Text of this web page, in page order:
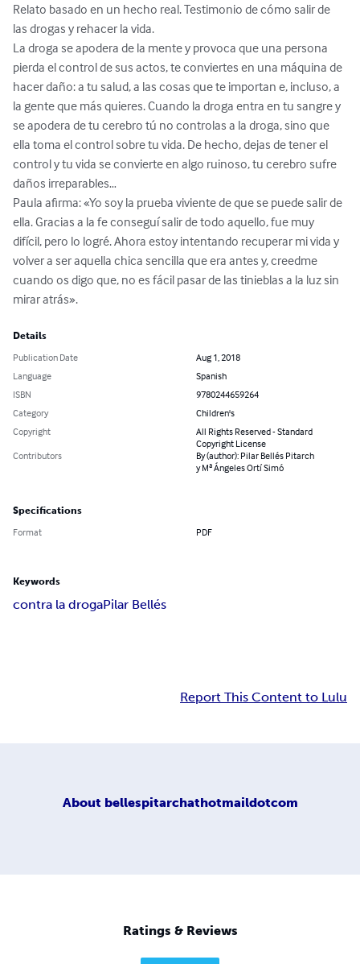
Relato basado en un hecho real. Testimonio de cómo salir de
las drogas y rehacer la vida.
La droga se apodera de la mente y provoca que una persona
pierda el control de sus actos, te conviertes en una máquina de
hacer daño: a tu salud, a las cosas que te importan e, incluso, a
la gente que más quieres. Cuando la droga entra en tu sangre y
se apodera de tu cerebro tú no controlas a la droga, sino que
ella toma el control sobre tu vida. De hecho, dejas de tener el
control y tu vida se convierte en algo ruinoso, tu cerebro sufre
daños irreparables…
Paula afirma: «Yo soy la prueba viviente de que se puede salir de
ella. Gracias a la fe conseguí salir de todo aquello, fue muy
difícil, pero lo logré. Ahora estoy intentando recuperar mi vida y
volver a ser aquella chica sencilla que era antes y, creedme
cuando os digo que, no es fácil pasar de las tinieblas a la luz sin
mirar atrás».
Details
Publication Date
Aug 1, 2018
Language
Spanish
ISBN
9780244659264
Category
Children's
Copyright
All Rights Reserved - Standard
Copyright License
Contributors
By (author): Pilar Bellés Pitarch
y Mª Ángeles Ortí Simó
Specifications
Format PDF
Keywords
contra la drogaPilar Bellés
Report This Content to Lulu
About bellespitarchathotmaildotcom
Ratings & Reviews